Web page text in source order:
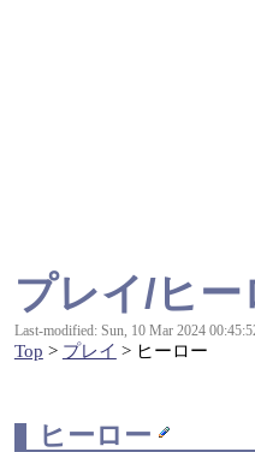
プレイ/ヒー
Last-modified: Sun, 10 Mar 2024
Top > プレイ > ヒーロー
ヒーロー